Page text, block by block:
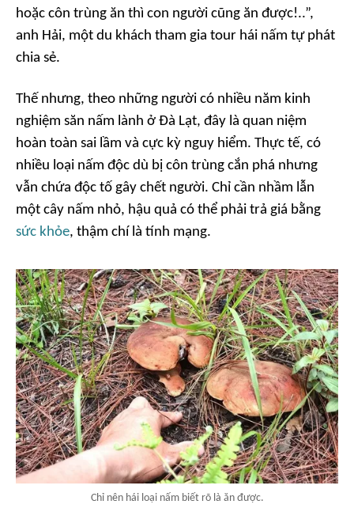
hoặc côn trùng ăn thì con người cũng ăn được!..”,
anh Hải, một du khách tham gia tour hái nấm tự phát
chia sẻ.
Thế nhưng, theo những người có nhiều năm kinh
nghiệm săn nấm lành ở Đà Lạt, đây là quan niệm
hoàn toàn sai lầm và cực kỳ nguy hiểm. Thực tế, có
nhiều loại nấm độc dù bị côn trùng cắn phá nhưng
vẫn chứa độc tố gây chết người. Chỉ cần nhầm lẫn
một cây nấm nhỏ, hậu quả có thể phải trả giá bằng
sức khỏe, thậm chí là tính mạng.
Chỉ nên hái loại nấm biết rõ là ăn được.